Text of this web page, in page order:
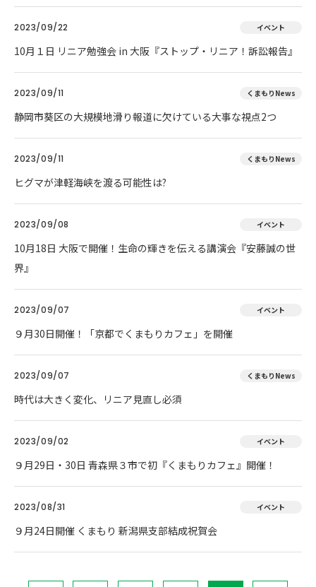
2023/09/22 イベント
10月１日 リニア勉強会 in 大阪『ストップ・リニア！訴訟報告』
2023/09/11 くまもりNews
静岡市葵区の大規模地滑り報道に欠けている大事な視点2つ
2023/09/11 くまもりNews
ヒグマが津軽海峡を渡る可能性は?
2023/09/08 イベント
10月18日 大阪で開催！生命の輝きを伝える講演会『安藤誠の世
界』
2023/09/07 イベント
９月30日開催！「京都でくまもりカフェ」を開催
2023/09/07 くまもりNews
時代は大きく変化、リニア見直し必須
2023/09/02 イベント
９月29日・30日 青森県３市で初『くまもりカフェ』開催！
2023/08/31 イベント
９月24日開催 くまもり 新潟県支部結成祝賀会